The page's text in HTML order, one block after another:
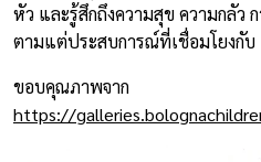
หัว และรู้สึกถึงความสุข ความกลัว
ตามแต่ประสบการณ์ที่เชื่อมโยงกับ
ขอบคุณภาพจาก